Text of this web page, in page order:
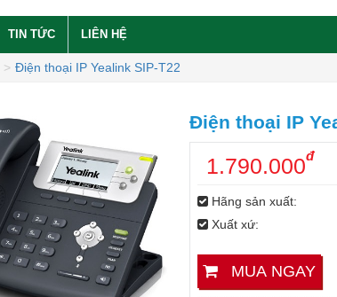
TIN TỨC LIÊN HỆ
Điện thoại IP Yealink SIP-T22
Điện thoại IP
1.790.000đ
Hãng sản xuất:
Xuất xứ:
MUA NGAY